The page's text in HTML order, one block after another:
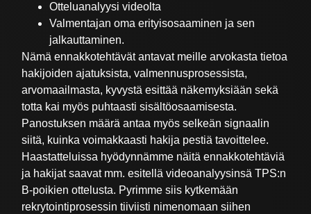
Otteluanalyysi videolta
Valmentajan oma erityisosaaminen ja sen
jalkauttaminen.
Nämä ennakkotehtävät antavat meille arvokasta tietoa
hakijoiden ajatuksista, valmennusprosessista,
arvomaailmasta, kyvystä esittää näkemyksiään sekä
totta kai myös puhtaasti sisältöosaamisesta.
Panostuksen määrä antaa myös selkeän signaalin
siitä, kuinka voimakkaasti hakija pestiä tavoittelee.
Haastatteluissa hyödynnämme näitä ennakkotehtäviä
ja hakijat saavat mm. esitellä videoanalyysinsä TPS:n
B-poikien ottelusta. Pyrimme siis kytkemään
rekrytointiprosessin tiiviisti nimenomaan siihen